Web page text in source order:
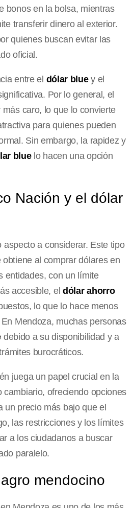
bonos en la bolsa, mientras
transferir dinero al exterior.
quienes buscan evitar las
oficial.
entre el dólar bluey el
Por lo general, el
más caro, lo que lo convierte
para quienes pueden
Sin embargo, la rapidez y
bluelo hacen una opción
Nación y el dólar
a considerar. Este tipo
al comprar dólares en
entidades, con un límite
accesible, el dólar ahorro
lo que lo hace menos
Mendoza, muchas personas
debido a su disponibilidad y a
burocráticos.
juega un papel crucial en la
cambiario, ofreciendo opciones
un precio más bajo que el
las restricciones y los límites
a los ciudadanos a buscar
paralelo.
mendocino